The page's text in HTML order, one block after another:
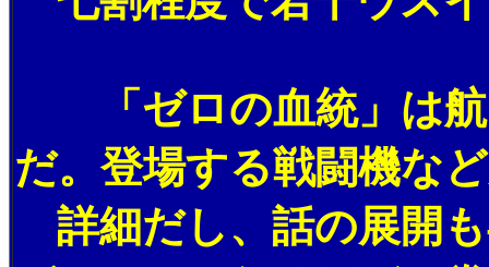
「ゼロの血統」は航
だ。登場する戦闘機な
詳細だし、話の展開